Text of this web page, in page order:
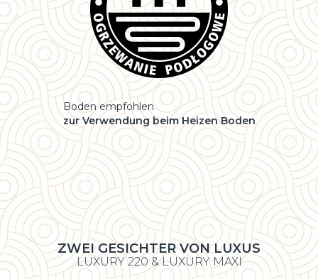
Boden empfohlen
zur Verwendung beim Heizen Boden
ZWEI GESICHTER VON LUXUS
LUXURY 220 & LUXURY MAXI